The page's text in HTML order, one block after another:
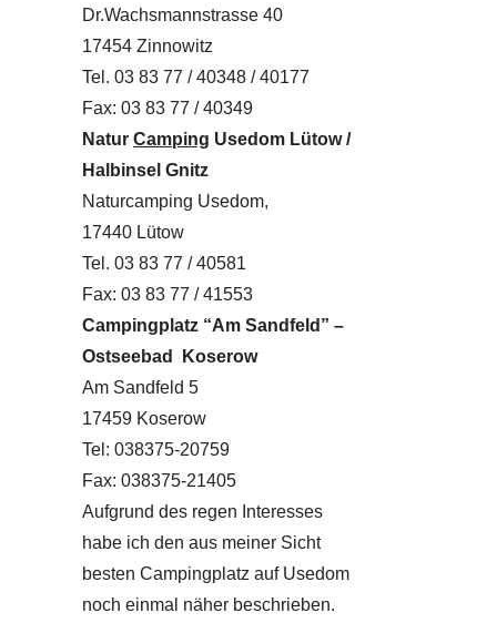
Dr.Wachsmannstrasse 40
17454 Zinnowitz
Tel. 03 83 77 / 40348 / 40177
Fax: 03 83 77 / 40349
Natur Camping Usedom Lütow /
Halbinsel Gnitz
Naturcamping Usedom,
17440 Lütow
Tel. 03 83 77 / 40581
Fax: 03 83 77 / 41553
Campingplatz “Am Sandfeld” –
Ostseebad Koserow
Am Sandfeld 5
17459 Koserow
Tel: 038375-20759
Fax: 038375-21405
Aufgrund des regen Interesses
habe ich den aus meiner Sicht
besten Campingplatz auf Usedom
noch einmal näher beschrieben.